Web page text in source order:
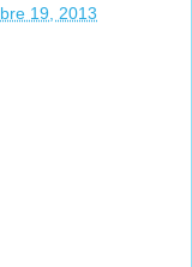
19, 2013